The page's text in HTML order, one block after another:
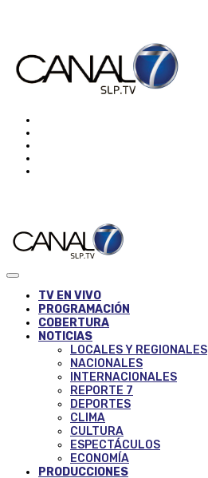
TV EN VIVO
PROGRAMACIÓN
COBERTURA
NOTICIAS
LOCALES Y REGIONALES
NACIONALES
INTERNACIONALES
REPORTE 7
DEPORTES
CLIMA
CULTURA
ESPECTÁCULOS
ECONOMÍA
PRODUCCIONES